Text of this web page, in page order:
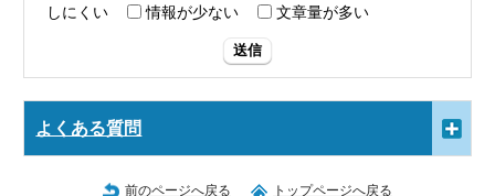
しにくい
情報が少ない 文章量が多い
送信
よくある質問
前のページへ戻る トップページへ戻る